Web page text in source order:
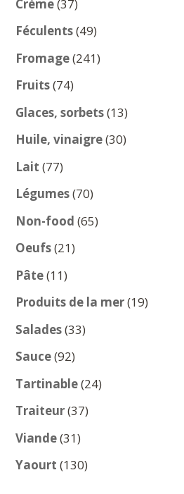
Crème 37
produits
Féculents 4949
produits
Fromage 241241
Fruits 7474
produits
Glaces, sorbets 1313
produits
Huile, vinaigre 3030
Lait 7777
produits
Légumes 7070
produits
Non-food 6565
Oeufs 2121
Pâte 1111
produits
Produits de la mer 1919
Salades 3333
Sauce 9292
produits
Tartinable 2424
Traiteur 3737
Viande 3131
produits
Yaourt 130130